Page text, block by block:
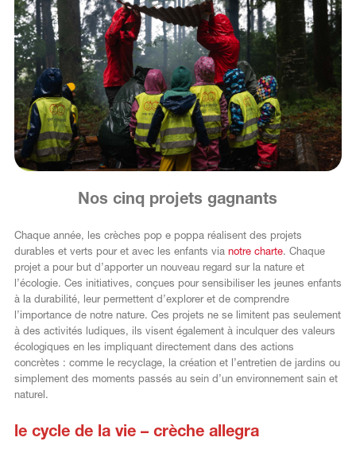
DE
Nos cinq projets gagnants
Chaque année, les crèches pop e poppa réalisent des projets
durables et verts pour et avec les enfants via notre charte. Chaque
projet a pour but d’apporter un nouveau regard sur la nature et
l’écologie. Ces initiatives, conçues pour sensibiliser les jeunes enfants
à la durabilité, leur permettent d’explorer et de comprendre
l’importance de notre nature. Ces projets ne se limitent pas seulement
à des activités ludiques, ils visent également à inculquer des valeurs
écologiques en les impliquant directement dans des actions
concrètes : comme le recyclage, la création et l’entretien de jardins ou
simplement des moments passés au sein d’un environnement sain et
naturel.
le cycle de la vie – crèche allegra